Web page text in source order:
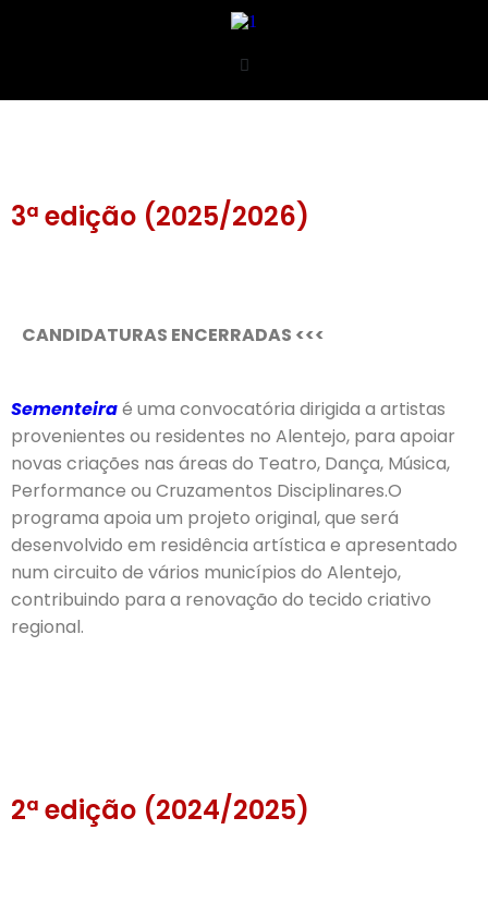
3ª edição (2025/2026)
CANDIDATURAS ENCERRADAS <<<
Sementeiraé uma convocatória dirigida a artistas
provenientes ou residentes no Alentejo, para apoiar
novas criações nas áreas do Teatro, Dança, Música,
Performance ou Cruzamentos Disciplinares.O
programa apoia um projeto original, que será
desenvolvido em residência artística e apresentado
num circuito de vários municípios do Alentejo,
contribuindo para a renovação do tecido criativo
regional.
2ª edição (2024/2025)